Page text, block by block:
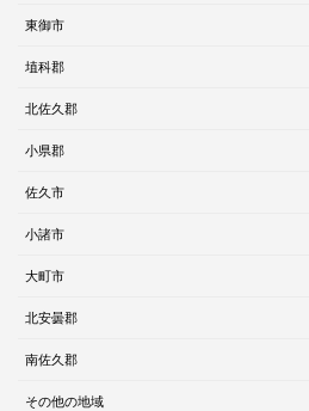
東御市
埴科郡
北佐久郡
小県郡
佐久市
小諸市
大町市
北安曇郡
南佐久郡
その他の地域